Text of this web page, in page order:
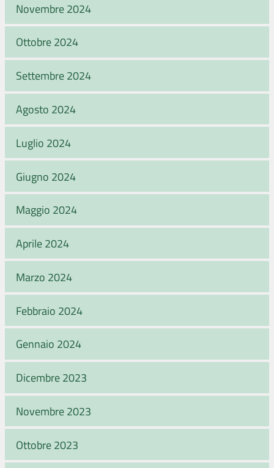
Novembre 2024
Ottobre 2024
Settembre 2024
Agosto 2024
Luglio 2024
Giugno 2024
Maggio 2024
Aprile 2024
Marzo 2024
Febbraio 2024
Gennaio 2024
Dicembre 2023
Novembre 2023
Ottobre 2023